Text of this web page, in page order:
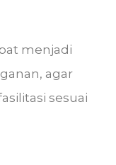
menjadi
agar
sesuai